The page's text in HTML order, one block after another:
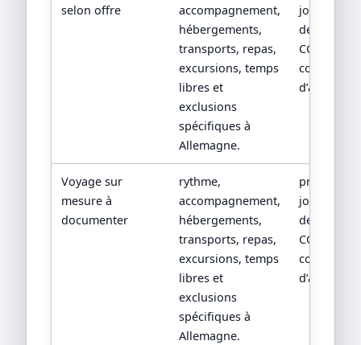
selon offre
accompagnement,
hébergements,
transports, repas,
excursions, temps
libres et
exclusions
spécifiques à
Allemagne.
jour par
devis
CGV/CPV et
conditions
Voyage sur
mesure à
documenter
rythme,
accompagnement,
hébergements,
transports, repas,
excursions, temps
libres et
exclusions
spécifiques à
Allemagne.
jour par
devis
CGV/CPV et
conditions